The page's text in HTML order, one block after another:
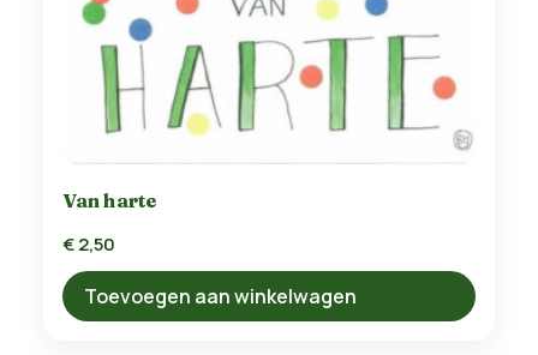
Van harte
€2,50
Toevoegen aan winkelwagen